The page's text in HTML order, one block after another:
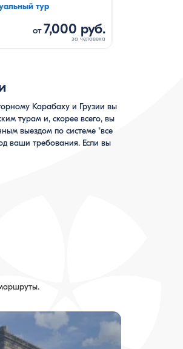
куда мы доберемся на
тур
от7,000 руб.
Карабаху и Грузии вы
турам и, скорее всего, вы
выездом по системе "все
ваши требования. Если вы